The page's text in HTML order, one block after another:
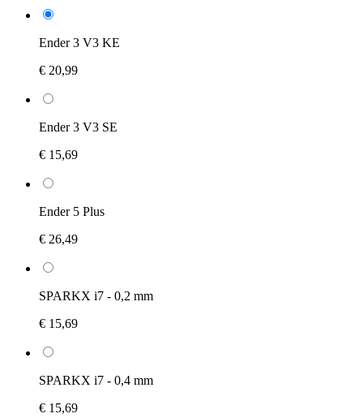
Ender 3 V3 KE
€ 20,99
Ender 3 V3 SE
€ 15,69
Ender 5 Plus
€ 26,49
SPARKX i7 - 0,2 mm
€ 15,69
SPARKX i7 - 0,4 mm
€ 15,69